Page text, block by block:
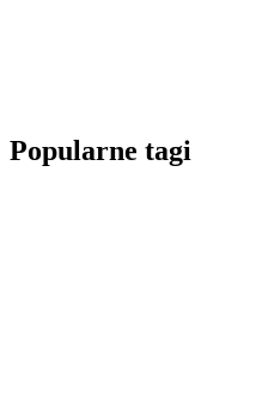
Popularne tagi